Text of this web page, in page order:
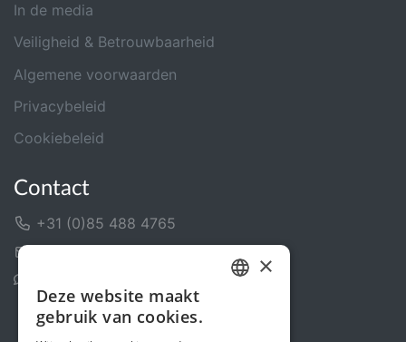
In de media
Veiligheid & Betrouwbaarheid
Algemene voorwaarden
Privacybeleid
Cookiebeleid
Contact
+31 (0)85 488 4765
×
Deze website maakt
gebruik van cookies.